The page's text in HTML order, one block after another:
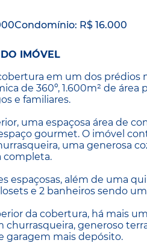
Condomínio: R$ 16.000
IMÓVEL
em um dos prédios
de 360º, 1.600m² de
e familiares.
uma espaçosa área de
gourmet. O imóvel
uma generosa
completa.
espaçosas, além de uma
e 2 banheiros sendo
da cobertura, há mais
generoso
garagem mais depósito.